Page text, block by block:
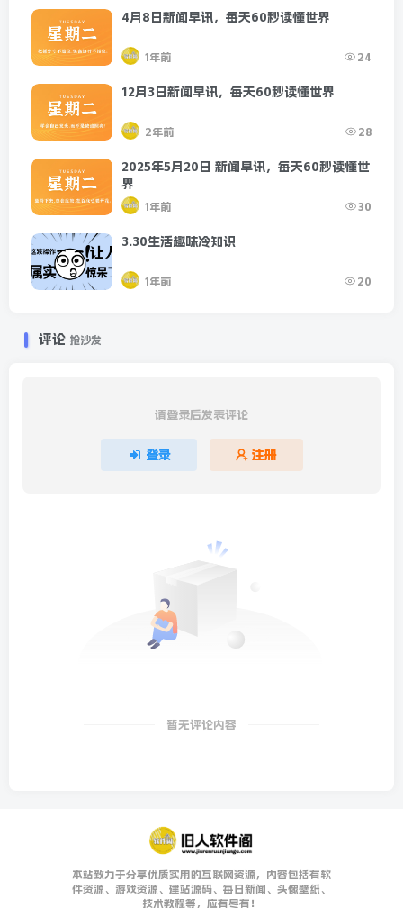
4月8日新闻早讯，每天60秒读懂世界
1年前 24
12月3日新闻早讯，每天60秒读懂世界
2年前 28
2025年5月20日 新闻早讯，每天60秒读懂世
界
1年前 30
3.30生活趣味冷知识
1年前 20
评论 抢沙发
请登录后发表评论
登录 注册
暂无评论内容
本站致力于分享优质实用的互联网资源，内容包括有软
件资源、游戏资源、建站源码、每日新闻、头像壁纸、
技术教程等，应有尽有！